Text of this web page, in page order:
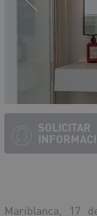
SOLICITAR
Mariblanca, 17